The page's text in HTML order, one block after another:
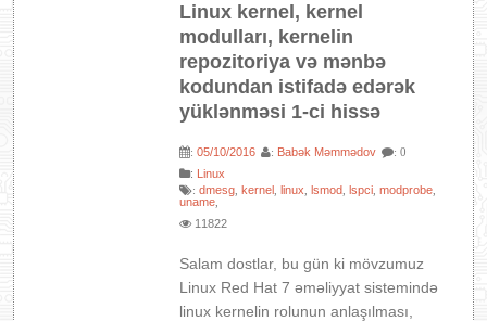
PROQRAMLAR
AVADANLIQLAR
IT LÜĞƏT
Linux kernel, kernel
modulları, kernelin
repozitoriya və mənbə
kodundan istifadə edərək
yüklənməsi 1-ci hissə
:05/10/2016 : Babək Məmmədov : 0
: Linux
:dmesg kernel linux lsmod lspci ,modprobe
uname
11822
Salam dostlar, bu gün ki mövzumuz
Linux Red Hat 7 əməliyyat sistemində
linux kernelin rolunun anlaşılması,